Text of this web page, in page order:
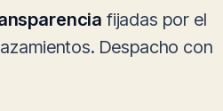
fijadas por el
Despacho con